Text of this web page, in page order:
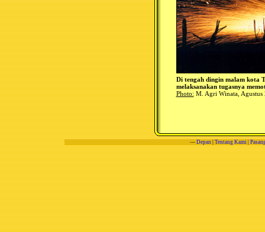
Di tengah dingin malam kota
melaksanakan tugasnya
Photo: M. Agri Winata, Agustus
--- Depan Tentang Kami